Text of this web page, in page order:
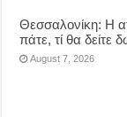
Θεσσαλονίκη: Η
πάτε, τί θα δείτε
August 7, 2026